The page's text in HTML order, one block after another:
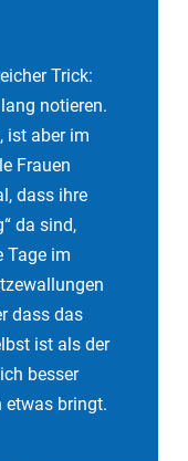
Trick:
notieren.
ist aber im
Frauen
dass ihre
da sind,
Tage im
dass das
ist als der
besser
etwas bringt.